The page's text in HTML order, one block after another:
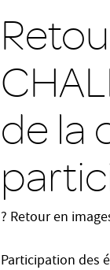
de la
? Retour en
Participation des